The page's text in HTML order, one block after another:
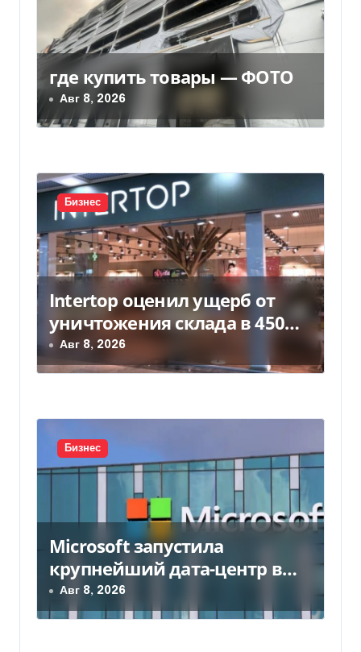
о
з
а
и
с
я
м
где купить товары — ФОТО
Авг 8, 2026
Бизнес
Intertop оценил ущерб от
уничтожения склада в 450
млн грн
Авг 8, 2026
Бизнес
Microsoft запустила
крупнейший дата-центр в
Индии за $20,5 миллиарда
Авг 8, 2026